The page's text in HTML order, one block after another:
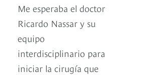
Me esperaba el doctor
Ricardo Nassar y su
equipo
interdisciplinario para
iniciar la cirugía que